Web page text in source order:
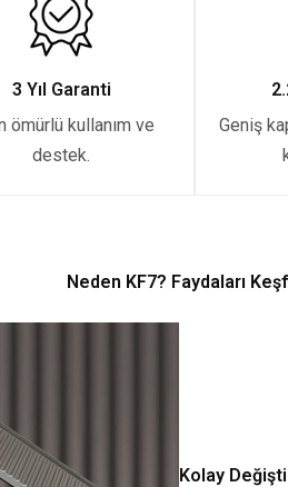
3 Yıl Garanti
ömürlü kullanım ve
destek.
Geniş
Neden KF7? Faydaları
Kolay